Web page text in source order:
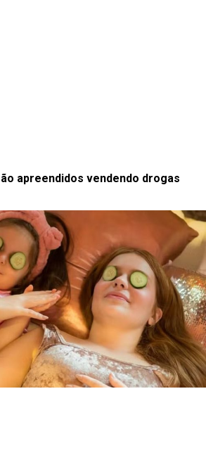
apreendidos vendendo drogas